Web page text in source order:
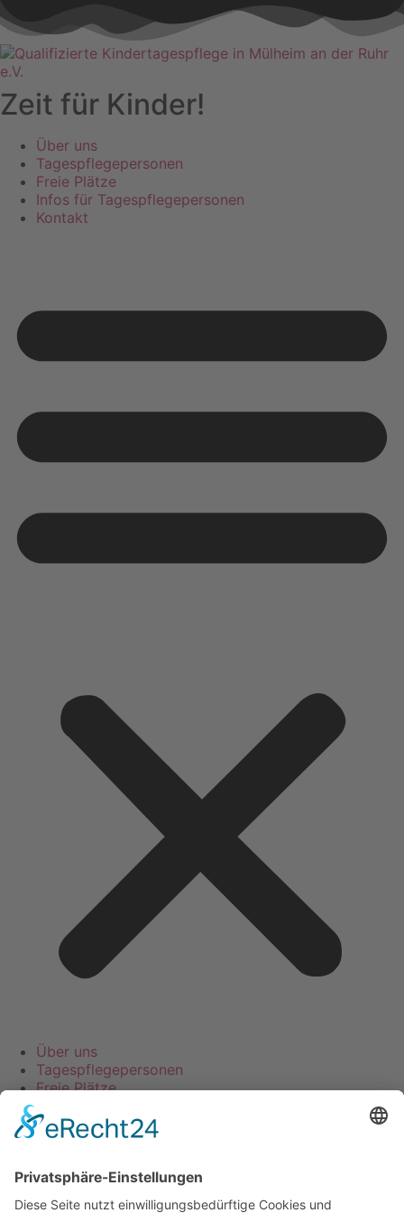
Zeit für Kinder!
Über uns
Tagespflegepersonen
Freie Plätze
Infos für Tagespflegepersonen
Kontakt
Über uns
Tagespflegepersonen
Freie Plätze
Kontakt
Bäreninsel
PLZ:45473